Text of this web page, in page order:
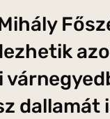
dallamát